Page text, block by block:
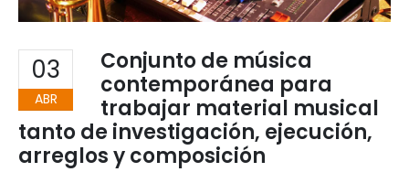
03
ABR
Conjunto de música
contemporánea para
trabajar material musical
tanto de investigación, ejecución,
arreglos y composición